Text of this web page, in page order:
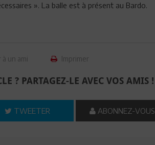
». La balle est à présent au Bardo.
à un ami Imprimer
? PARTAGEZ-LE AVEC VOS AMIS !
TWEETER ABONNEZ-VOUS